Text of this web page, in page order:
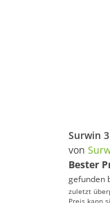
von
Bester
gefunden
zuletzt
Preis kann